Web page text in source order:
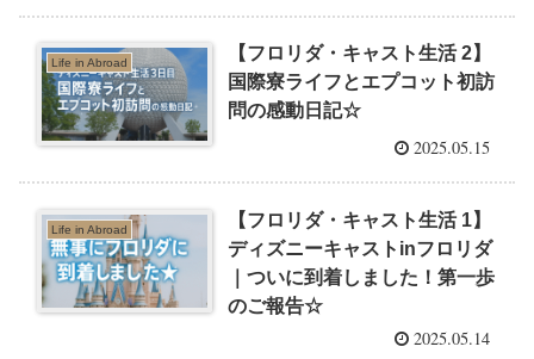
Life in Abroad
【フロリダ・キャスト生活 2】
国際寮ライフとエプコット初訪
問の感動日記☆
2025.05.15
Life in Abroad
【フロリダ・キャスト生活 1】
ディズニーキャストinフロリダ
｜ついに到着しました！第一歩
のご報告☆
2025.05.14